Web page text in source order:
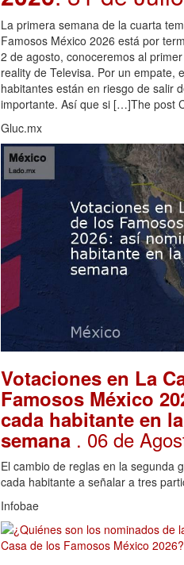
La primera semana de la cuarta
Famosos México 2026 está por
2 de agosto, conoceremos al
reality de Televisa. Por un empate,
habitantes están en riesgo de salir
importante. Así que si […]The post
Gluc.mx
Votaciones en La
Famosos México
cada habitante en
semana . 06 de
El cambio de reglas en la segunda
cada habitante a señalar a tres
Infobae